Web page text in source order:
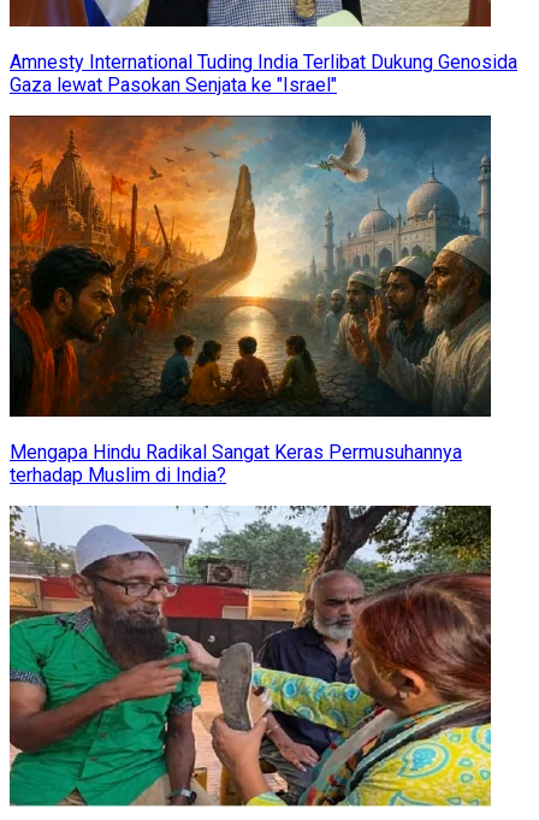
Amnesty International Tuding India Terlibat Dukung Genosida
Gaza lewat Pasokan Senjata ke "Israel"
Mengapa Hindu Radikal Sangat Keras Permusuhannya
terhadap Muslim di India?